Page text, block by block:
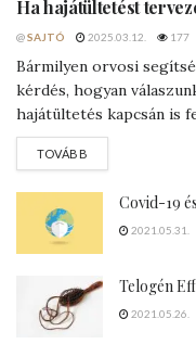
@ SAJTÓ
HAJBEÜLTETÉS